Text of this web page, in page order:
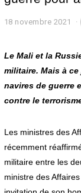
18 novembre 2021
o
e
m
b
2
2
1
Le Mali et la
militaire. Mais à
navires de guerre
contre le
Les ministres des
récemment
militaire entre les
ministre des